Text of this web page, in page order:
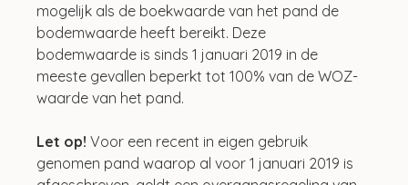
mogelijk als de boekwaarde van het pand de
bodemwaarde heeft bereikt. Deze
bodemwaarde is sinds 1 januari 2019 in de
meeste gevallen beperkt tot 100% van de WOZ-
waarde van het pand.
Let op! Voor een recent in eigen gebruik
genomen pand waarop al voor 1 januari 2019 is